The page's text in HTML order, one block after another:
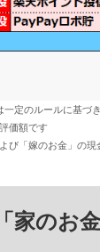
定のルールに基づ
価額です
び「嫁のお金」の
家のお